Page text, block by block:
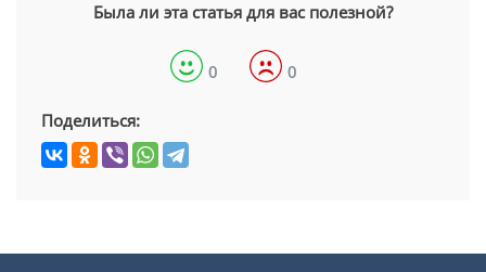
Была ли эта статья для вас полезной?
0 0
Поделиться: